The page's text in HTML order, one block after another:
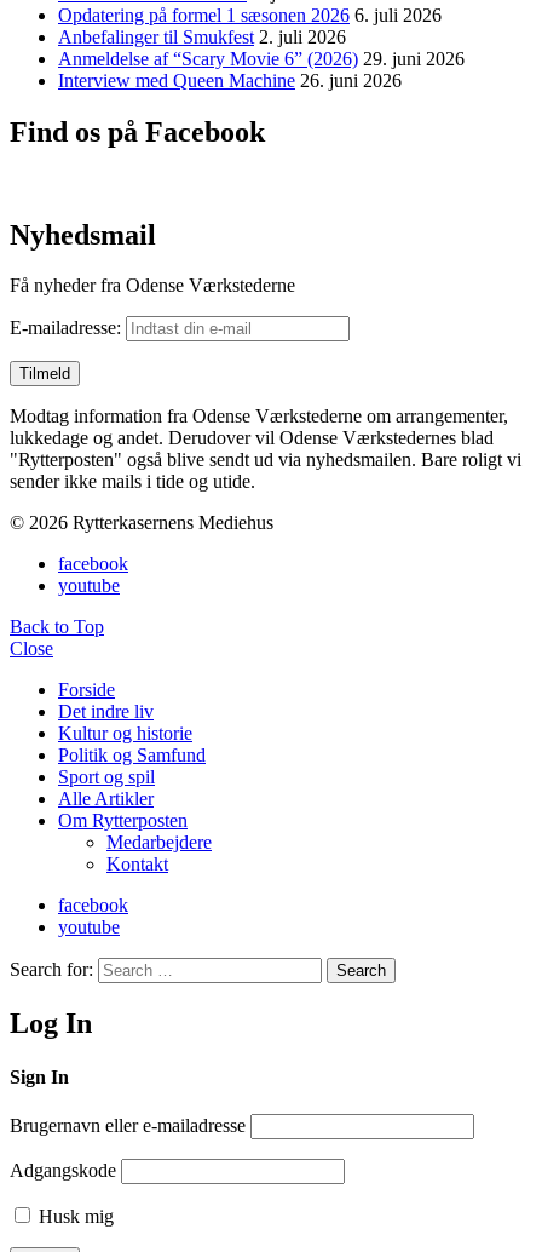
Opdatering på formel 1 sæsonen 2026 6. juli 2026
Anbefalinger til Smukfest 2. juli 2026
Anmeldelse af “Scary Movie 6” (2026) 29. juni 2026
Interview med Queen Machine 26. juni 2026
Find os på Facebook
Nyhedsmail
Få nyheder fra Odense Værkstederne
E-mailadresse:
Modtag information fra Odense Værkstederne om arrangementer,
lukkedage og andet. Derudover vil Odense Værkstedernes blad
"Rytterposten" også blive sendt ud via nyhedsmailen. Bare roligt vi
sender ikke mails i tide og utide.
© 2026 Rytterkasernens Mediehus
facebook
youtube
Back to Top
Close
Forside
Det indre liv
Kultur og historie
Politik og Samfund
Sport og spil
Alle Artikler
Om Rytterposten
Medarbejdere
Kontakt
facebook
youtube
Search for: Search
Log In
Sign In
Brugernavn eller e-mailadresse
Adgangskode
Husk mig